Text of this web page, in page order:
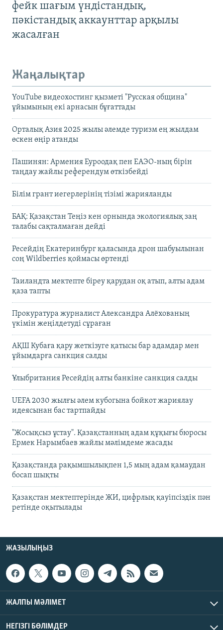
фейк шағым үндістандық,
пәкістандық аккаунттар арқылы
жасалған
Жаңалықтар
YouTube видеохостинг қызметі "Русская община"
ұйымының екі арнасын бұғаттады
Орталық Азия 2025 жылы әлемде туризм ең жылдам
өскен өңір атанды
Пашинян: Армения Еуроодақ пен ЕАЭО-ның бірін
таңдау жайлы референдум өткізбейді
Білім грант иегерлерінің тізімі жарияланды
БАҚ: Қазақстан Теңіз кен орнында экологиялық заң
талабы сақталмаған дейді
Ресейдің Екатеринбург қаласында дрон шабуылынан
соң Wildberries қоймасы өртенді
Таиландта мектепте біреу қарудан оқ атып, алты адам
қаза тапты
Прокуратура журналист Александра Алёхованың
үкімін жеңілдетуді сұраған
АҚШ Кубаға қару жеткізуге қатысы бар адамдар мен
ұйымдарға санкция салды
Ұлыбритания Ресейдің алты банкіне санкция салды
UEFA 2030 жылғы әлем кубогына бойкот жариялау
идеясынан бас тартпайды
"Жосықсыз ұстау". Қазақстанның адам құқығы бюросы
Ермек Нарымбаев жайлы мәлімдеме жасады
Қазақстанда рақымшылықпен 1,5 мың адам қамаудан
босап шықты
Қазақстан мектептерінде ЖИ, цифрлық қауіпсіздік пән
ретінде оқытылады
ЖАЗЫЛЫҢЫЗ
ЖАЛПЫ МӘЛІМЕТ
НЕГІЗГІ БӨЛІМДЕР